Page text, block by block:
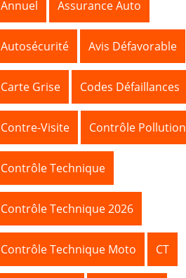
Annuel Assurance Auto
Autosécurité Avis Défavorable
Carte Grise Codes Défaillances
Contre-Visite Contrôle Pollution
Contrôle Technique
Contrôle Technique 2026
Contrôle Technique Moto CT